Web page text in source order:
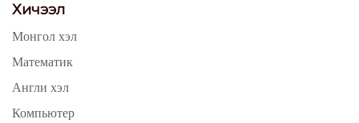
Хичээл
Монгол хэл
Математик
Англи хэл
Компьютер